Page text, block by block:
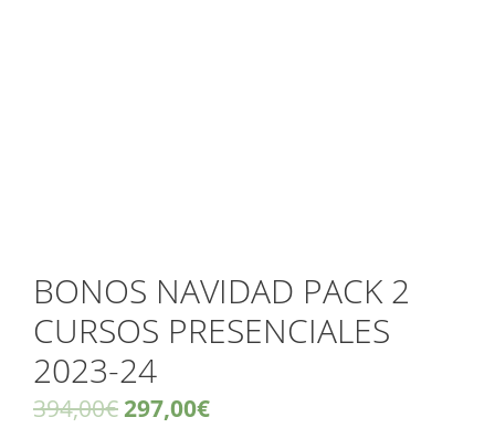
BONOS NAVIDAD PACK 2
CURSOS PRESENCIALES
2023-24
394,00€297,00€